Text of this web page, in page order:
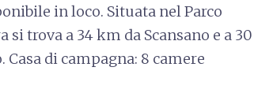
in loco. Situata nel Parco
trova a 34 km da Scansano e a 30
di campagna: 8 camere